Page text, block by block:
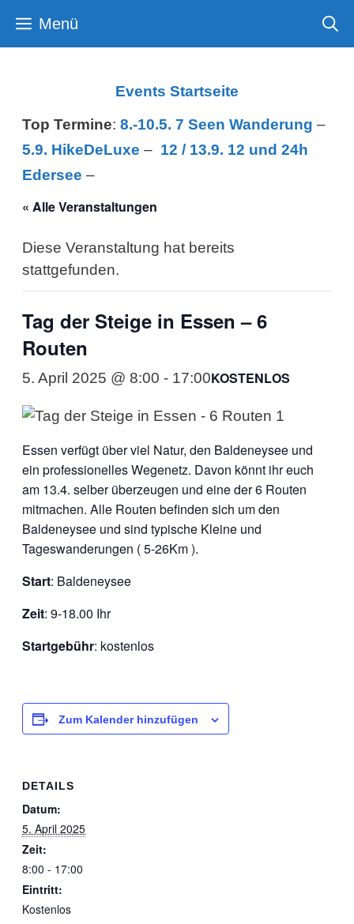
Inhalt Menü
Events Startseite
Top Termine: 8.-10.5. 7 Seen Wanderung –
5.9. HikeDeLuxe – 12 / 13.9. 12 und 24h
Edersee –
« Alle Veranstaltungen
Diese Veranstaltung hat bereits
stattgefunden.
Tag der Steige in Essen – 6
Routen
5. April 2025 @ 8:00 - 17:00KOSTENLOS
Essen verfügt über viel Natur, den Baldeneysee und
ein professionelles Wegenetz. Davon könnt ihr euch
am 13.4. selber überzeugen und eine der 6 Routen
mitmachen. Alle Routen befinden sich um den
Baldeneysee und sind typische Kleine und
Tageswanderungen ( 5-26Km ).
Start: Baldeneysee
Zeit: 9-18.00 Ihr
Startgebühr: kostenlos
Zum Kalender hinzufügen
DETAILS
Datum:
5. April 2025
Zeit:
8:00 - 17:00
Eintritt:
Kostenlos